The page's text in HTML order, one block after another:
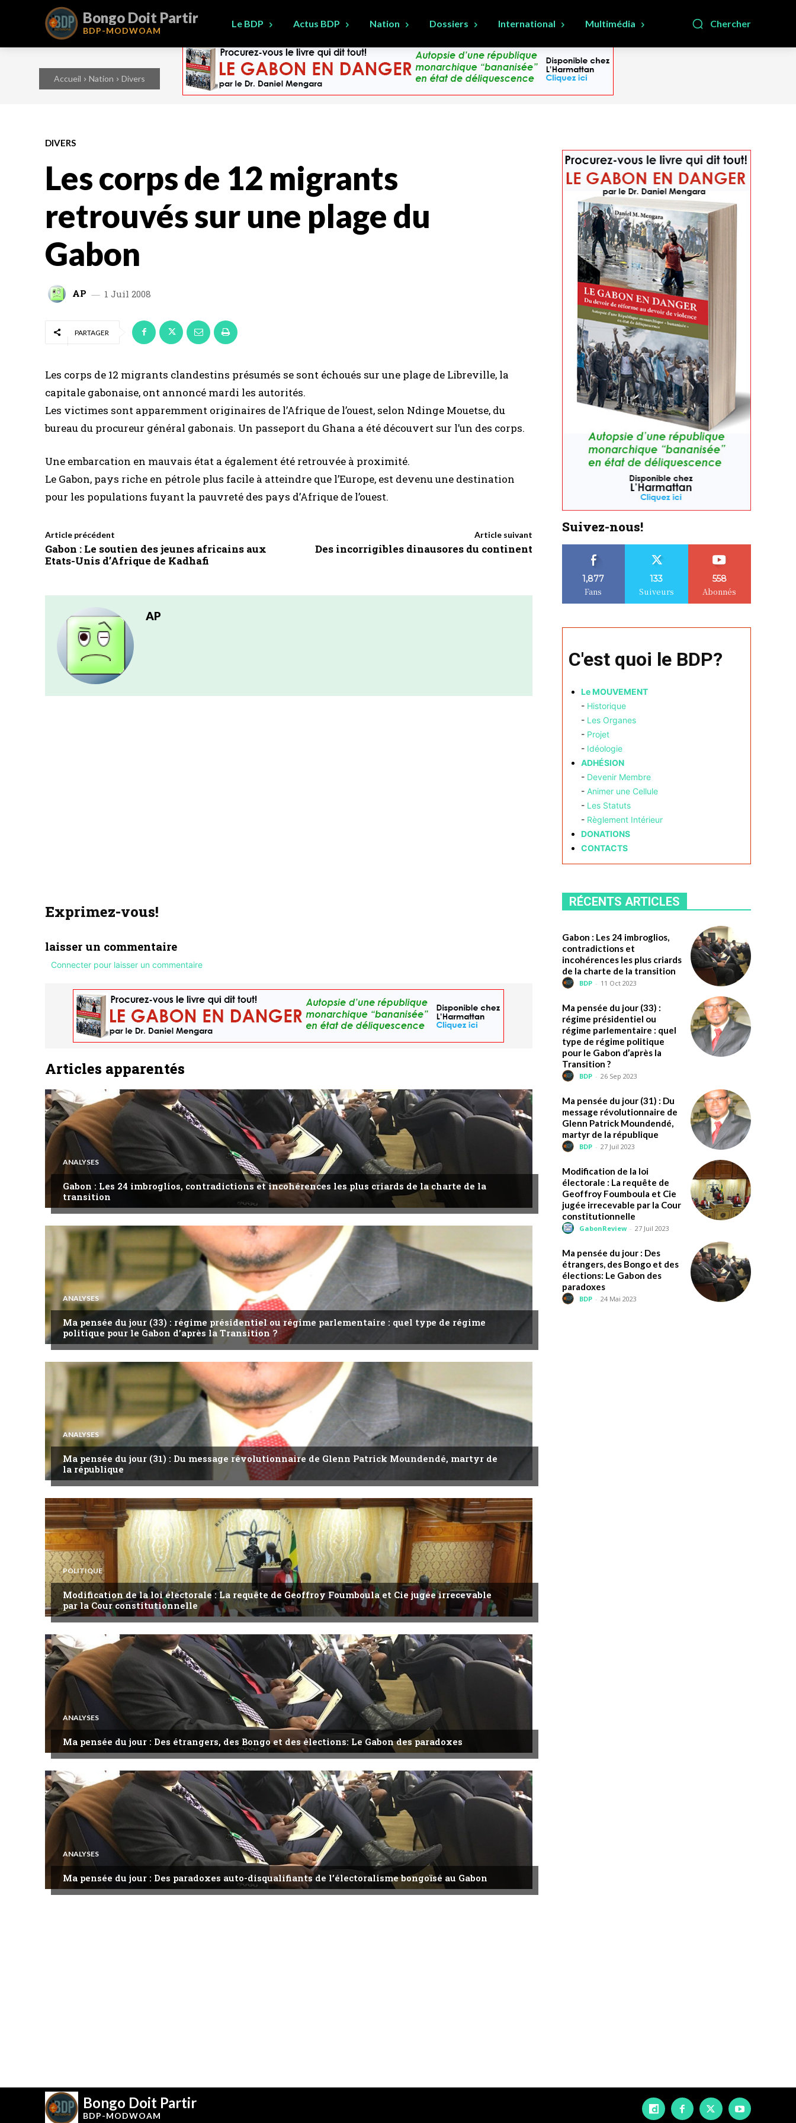
Bongo Doit Partir
BDP-MODWOAM
Chercher
Le BDP Actus BDP Nation Dossiers International Multimédia
Accueil Nation Divers
DIVERS
Les corps de 12 migrants
retrouvés sur une plage du
Gabon
AP 1 Juil 2008
PARTAGER
Les corps de 12 migrants clandestins présumés se sont échoués sur une plage de Libreville, la
capitale gabonaise, ont annoncé mardi les autorités.
Les victimes sont apparemment originaires de l’Afrique de l’ouest, selon Ndinge Mouetse, du
bureau du procureur général gabonais. Un passeport du Ghana a été découvert sur l’un des corps.
Une embarcation en mauvais état a également été retrouvée à proximité.
Le Gabon, pays riche en pétrole plus facile à atteindre que l’Europe, est devenu une destination
pour les populations fuyant la pauvreté des pays d’Afrique de l’ouest.
Article précédent
Gabon : Le soutien des jeunes africains aux
Etats-Unis d’Afrique de Kadhafi
Article suivant
Des incorrigibles dinausores du continent
AP
Exprimez-vous!
laisser un commentaire
Connecter pour laisser un commentaire
Articles apparentés
ANALYSES
Gabon : Les 24 imbroglios, contradictions et incohérences les plus criards de la charte de la
transition
ANALYSES
Ma pensée du jour (33) : régime présidentiel ou régime parlementaire : quel type de régime
politique pour le Gabon d’après la Transition ?
ANALYSES
Ma pensée du jour (31) : Du message révolutionnaire de Glenn Patrick Moundendé, martyr de
la république
POLITIQUE
Modification de la loi électorale : La requête de Geoffroy Foumboula et Cie jugée irrecevable
par la Cour constitutionnelle
ANALYSES
Ma pensée du jour : Des étrangers, des Bongo et des élections: Le Gabon des paradoxes
ANALYSES
Ma pensée du jour : Des paradoxes auto-disqualifiants de l’électoralisme bongoïsé au Gabon
Suivez-nous!
1,877
Fans
133
Suiveurs
558
Abonnés
C'est quoi le BDP?
Le MOUVEMENT
- Historique
- Les Organes
- Projet
- Idéologie
ADHÉSION
- Devenir Membre
- Animer une Cellule
- Les Statuts
- Règlement Intérieur
DONATIONS
CONTACTS
RÉCENTS ARTICLES
Gabon : Les 24 imbroglios,
contradictions et
incohérences les plus criards
de la charte de la transition
BDP - 11 Oct 2023
Ma pensée du jour (33) :
régime présidentiel ou
régime parlementaire : quel
type de régime politique
pour le Gabon d’après la
Transition ?
BDP - 26 Sep 2023
Ma pensée du jour (31) : Du
message révolutionnaire de
Glenn Patrick Moundendé,
martyr de la république
BDP - 27 Juil 2023
Modification de la loi
électorale : La requête de
Geoffroy Foumboula et Cie
jugée irrecevable par la Cour
constitutionnelle
GabonReview - 27 Juil 2023
Ma pensée du jour : Des
étrangers, des Bongo et des
élections: Le Gabon des
paradoxes
BDP - 24 Mai 2023
Bongo Doit Partir
BDP-MODWOAM